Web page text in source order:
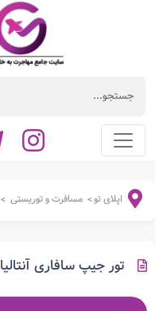
اپلای تو> مسافرت و توریستی >
تور جیپ سافاری آنتالیا